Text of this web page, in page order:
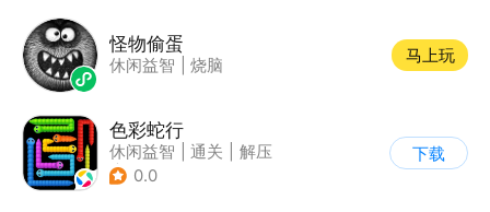
怪物偷蛋
休闲益智 烧脑
马上玩
色彩蛇行
休闲益智 通关
解压
| 摸鱼
0.0
下载